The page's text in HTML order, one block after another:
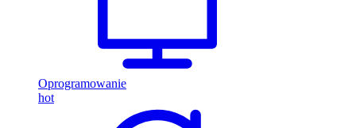
Oprogramowanie
hot